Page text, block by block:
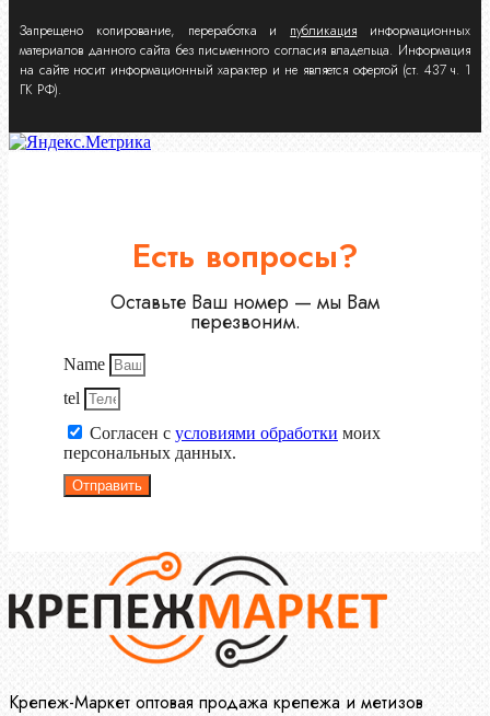
Запрещено копирование, переработка и публикация информационных
материалов данного сайта без письменного согласия владельца. Информация
на сайте носит информационный характер и не является офертой (ст. 437 ч. 1
ГК РФ).
Есть вопросы?
Оставьте Ваш номер — мы Вам
перезвоним.
Name
tel
Согласен с условиями обработки моих
персональных данных.
Отправить
Крепеж-Маркет оптовая продажа крепежа и метизов